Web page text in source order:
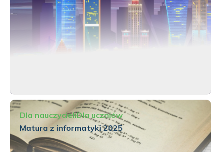
Dla nauczycieliDla uczniów
Matura z informatyki 2025